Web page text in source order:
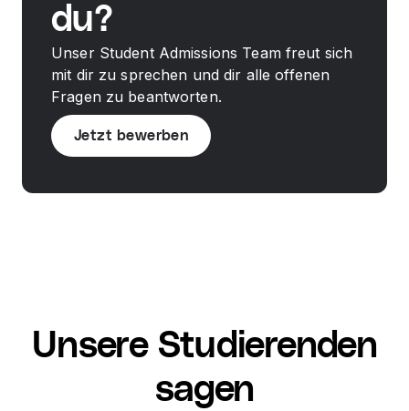
du?
Unser Student Admissions Team freut sich
mit dir zu sprechen und dir alle offenen
Fragen zu beantworten.
Jetzt bewerben
Unsere Studierenden
sagen